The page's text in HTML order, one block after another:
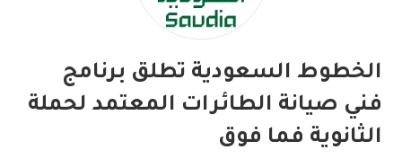
الخطوط السعودية تطلق برنامج
فني صيانة الطائرات المعتمد لحملة
الثانوية فما فوق